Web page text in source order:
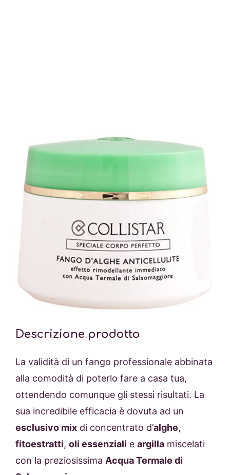
Descrizione prodotto
La validità di un fango professionale abbinata
alla comodità di poterlo fare a casa tua,
ottendendo comunque gli stessi risultati. La
sua incredibile efficacia è dovuta ad un
esclusivo mix di concentrato d’alghe,
fitoestratti, oli essenziali e argilla miscelati
con la preziosissima Acqua Termale di